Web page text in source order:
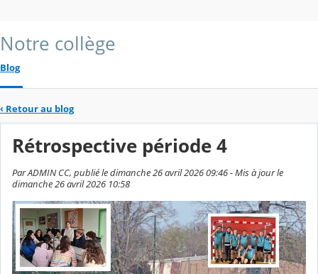
Notre collège
Blog
‹ Retour au blog
Rétrospective période 4
Par ADMIN CC, publié le dimanche 26 avril 2026 09:46 - Mis à jour le
dimanche 26 avril 2026 10:58